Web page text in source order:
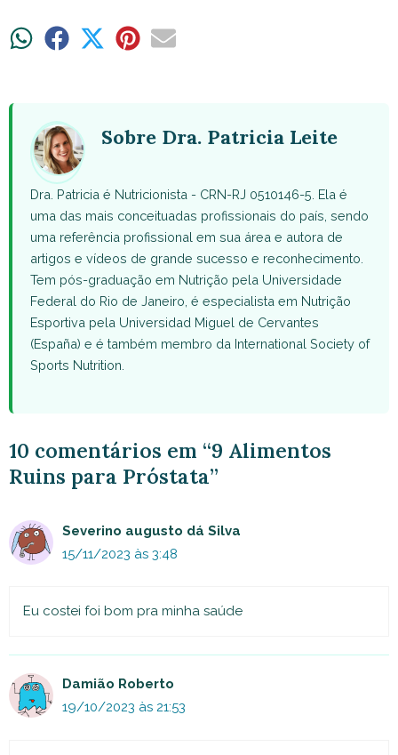
ShareShare ShareShareShare
Sobre Dra. Patricia Leite
Dra. Patricia é Nutricionista - CRN-RJ 0510146-5. Ela é
uma das mais conceituadas profissionais do país, sendo
uma referência profissional em sua área e autora de
artigos e vídeos de grande sucesso e reconhecimento.
Tem pós-graduação em Nutrição pela Universidade
Federal do Rio de Janeiro, é especialista em Nutrição
Esportiva pela Universidad Miguel de Cervantes
(España) e é também membro da International Society of
Sports Nutrition.
10 comentários em “9 Alimentos
Ruins para Próstata”
Severino augusto dá Silva
15/11/2023 às 3:48
Eu costei foi bom pra minha saúde
Damião Roberto
19/10/2023 às 21:53